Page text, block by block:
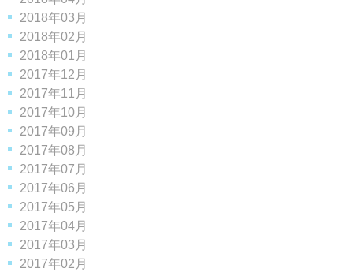
2018年03月
2018年02月
2018年01月
2017年12月
2017年11月
2017年10月
2017年09月
2017年08月
2017年07月
2017年06月
2017年05月
2017年04月
2017年03月
2017年02月